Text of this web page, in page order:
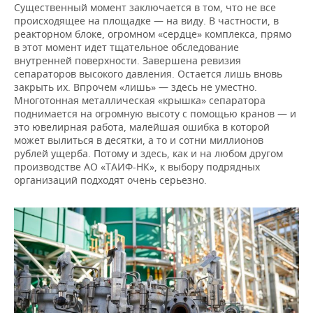
Существенный момент заключается в том, что не все
происходящее на площадке — на виду. В частности, в
реакторном блоке, огромном «сердце» комплекса, прямо
в этот момент идет тщательное обследование
внутренней поверхности. Завершена ревизия
сепараторов высокого давления. Остается лишь вновь
закрыть их. Впрочем «лишь» — здесь не уместно.
Многотонная металлическая «крышка» сепаратора
поднимается на огромную высоту с помощью кранов — и
это ювелирная работа, малейшая ошибка в которой
может вылиться в десятки, а то и сотни миллионов
рублей ущерба. Потому и здесь, как и на любом другом
производстве АО «ТАИФ-НК», к выбору подрядных
организаций подходят очень серьезно.